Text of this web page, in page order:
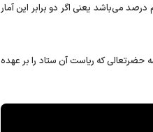
دقیق کارشناسی به این واقعیت دست یافته‌اند که سهم زیارتگاه در انتقال ویروس ۴۴ صدم درصد می‌باشد یعنی اگر دو برابر این آمار
حضرتعالی که ریاست آن ستاد را بر عهده